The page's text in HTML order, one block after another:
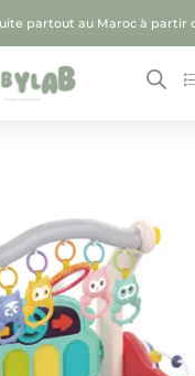
partout au Maroc à partir